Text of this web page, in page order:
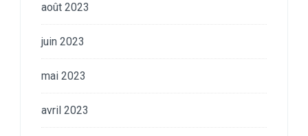
août 2023
juin 2023
mai 2023
avril 2023